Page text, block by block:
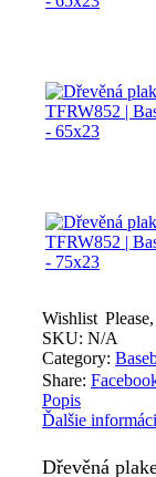
Wishlist
SKU: N/A
Category:
Share:
Popis
Ďalšie
Dřevěná